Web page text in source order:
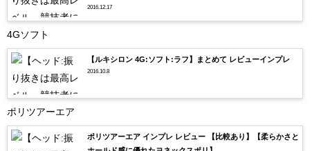
2016.12.17
4Gソフト
【ルキシロン 4G:ソフト:ラフ】まとめて レビューインプレ
2016.10.8
ポリツアーエア
ポリツアーエア インプレ レビュー 【比較あり】【柔らかさと